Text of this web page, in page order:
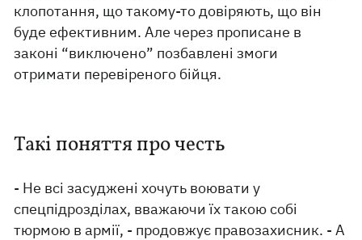
клопотання, що такому-то довіряють, що він
буде ефективним. Але через прописане в
законі “виключено” позбавлені змоги
отримати перевіреного бійця.
Такі поняття про честь
- Не всі засуджені хочуть воювати у
спецпідрозділах, вважаючи їх такою собі
тюрмою в армії, - продовжує правозахисник. - А